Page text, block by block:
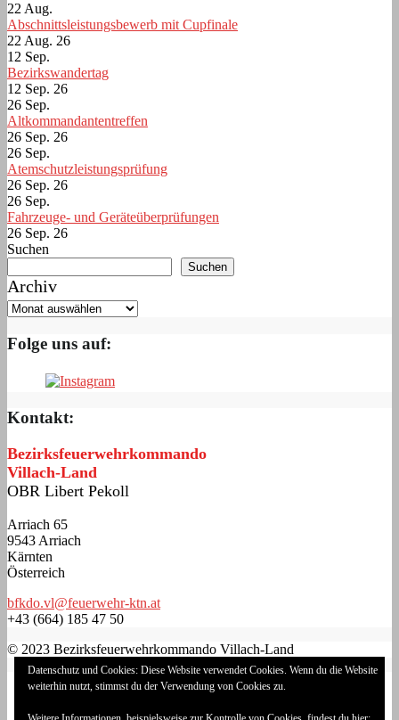
22 Aug.
Abschnittsleistungsbewerb mit Cupfinale
22 Aug. 26
12 Sep.
Bezirkswandertag
12 Sep. 26
26 Sep.
Altkommandantentreffen
26 Sep. 26
26 Sep.
Atemschutzleistungsprüfung
26 Sep. 26
26 Sep.
Fahrzeuge- und Geräteüberprüfungen
26 Sep. 26
Suchen
Suchen
Archiv
Folge uns auf:
Kontakt:
Bezirksfeuerwehrkommando
Villach-Land
OBR Libert Pekoll
Arriach 65
9543 Arriach
Kärnten
Österreich
bfkdo.vl@feuerwehr-ktn.at
+43 (664) 185 47 50
© 2023 Bezirksfeuerwehrkommando Villach-Land
Impressum
Datenschutzerklärung
Cookie-Richtlinie (EU)
Datenschutz und Cookies: Diese Website verwendet Cookies. Wenn du die Website
weiterhin nutzt, stimmst du der Verwendung von Cookies zu.